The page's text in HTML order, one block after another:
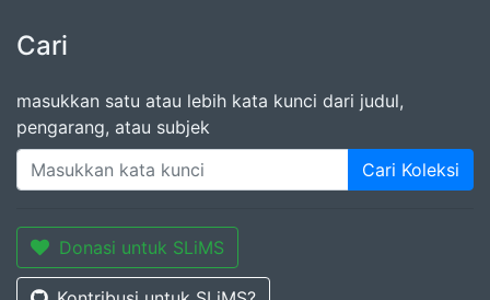
Cari
masukkan satu atau lebih kata kunci dari judul,
pengarang, atau subjek
Cari Koleksi
Donasi untuk SLiMS